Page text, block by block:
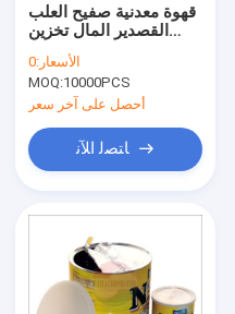
قهوة معدنية صفيح العلب
القصدير المال تخزين
الحاويات للشوكولاته/
مسحوق
الأسعار:0
MOQ:10000PCS
أحصل على آخر سعر
ﺎﺘﺼﻟ ﺍﻶﻧ